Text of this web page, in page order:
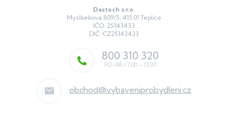
Dastech s.r.o.
Myslbekova 809/5, 415 01 Teplice
IČO: 25143433
DIČ: CZ25143433
obchod@vybaveniprobydleni.cz
800 310 320